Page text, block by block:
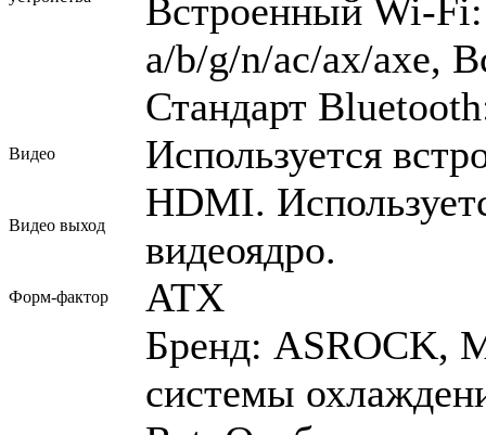
Встроенный Wi-
a/b/g/n/ac/ax/axe,
Стандарт
Видео Используется
Видео выход
HDMI.
видеоядро.
Форм-фактор ATX
Бренд: ASROCK,
системы